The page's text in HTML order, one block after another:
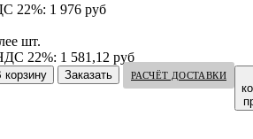
22%: 1 976 руб
шт.
22%: 1 581,12 руб
РАСЧЁТ ДОСТАВКИ